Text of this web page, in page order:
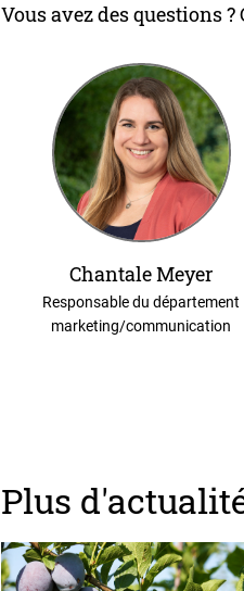
Vous avez des questions
Chantale Meyer
Responsable du département
marketing/communication
Plus